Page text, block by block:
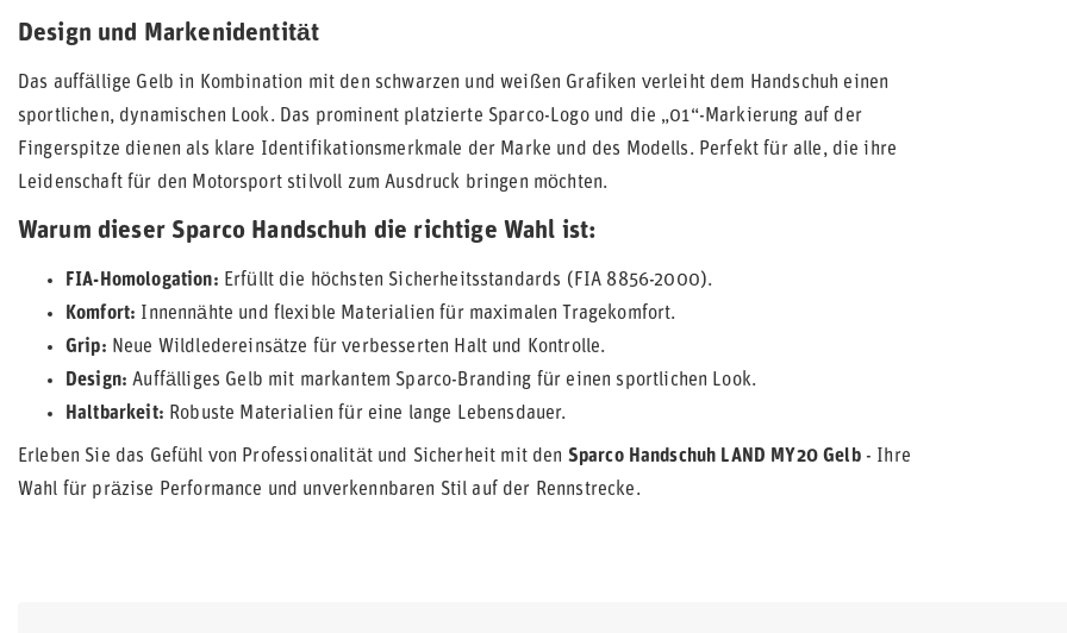
Design und Markenidentität
Das auffällige Gelb in Kombination mit den schwarzen und weißen Grafiken verleiht dem Handschuh einen
sportlichen, dynamischen Look. Das prominent platzierte Sparco-Logo und die „01“-Markierung auf der
Fingerspitze dienen als klare Identifikationsmerkmale der Marke und des Modells. Perfekt für alle, die ihre
Leidenschaft für den Motorsport stilvoll zum Ausdruck bringen möchten.
Warum dieser Sparco Handschuh die richtige Wahl ist:
FIA-Homologation: Erfüllt die höchsten Sicherheitsstandards (FIA 8856-2000).
Komfort: Innennähte und flexible Materialien für maximalen Tragekomfort.
Grip: Neue Wildledereinsätze für verbesserten Halt und Kontrolle.
Design: Auffälliges Gelb mit markantem Sparco-Branding für einen sportlichen Look.
Haltbarkeit: Robuste Materialien für eine lange Lebensdauer.
Erleben Sie das Gefühl von Professionalität und Sicherheit mit den Sparco Handschuh LAND MY20 Gelb- Ihre
Wahl für präzise Performance und unverkennbaren Stil auf der Rennstrecke.